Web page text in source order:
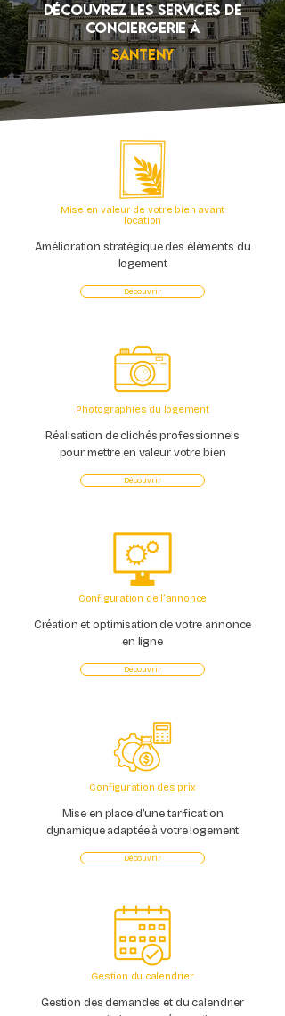
Découvrez Les services de
conciergerie à
Santeny
Mise en valeur de votre bien avant
location
Amélioration stratégique des éléments du
logement
Découvrir
Photographies du logement
Réalisation de clichés professionnels
pour mettre en valeur votre bien
Découvrir
Configuration de l’annonce
Création et optimisation de votre annonce
en ligne
Découvrir
Configuration des prix
Mise en place d’une tarification
dynamique adaptée à votre logement
Découvrir
Gestion du calendrier
Gestion des demandes et du calendrier